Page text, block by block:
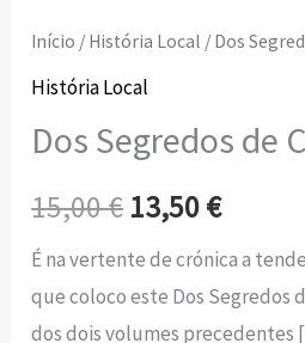
Início / História Local / Dos
História Local
Dos Segredos de
15,00€ 13,50€
É na vertente de crónica a
que coloco este Dos Segredos
dos dois volumes precedentes